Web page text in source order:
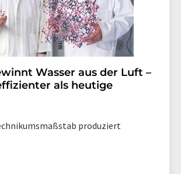
Wasser aus der Luft –
als heutige
produziert